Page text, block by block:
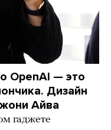
OpenAI — это
Дизайн
Айва
гаджете